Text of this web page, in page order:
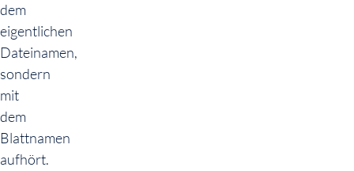
dem
eigentlichen
Dateinamen,
sondern
mit
dem
Blattnamen
aufhört.